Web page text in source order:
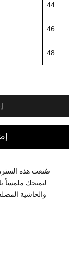
44
46
48
صُنعت هذه
لتمنحك ملمساً
والحاشية